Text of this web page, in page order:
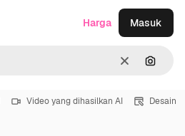
Jernih
Harga Masuk
Video yang dihasilkan AI Desain